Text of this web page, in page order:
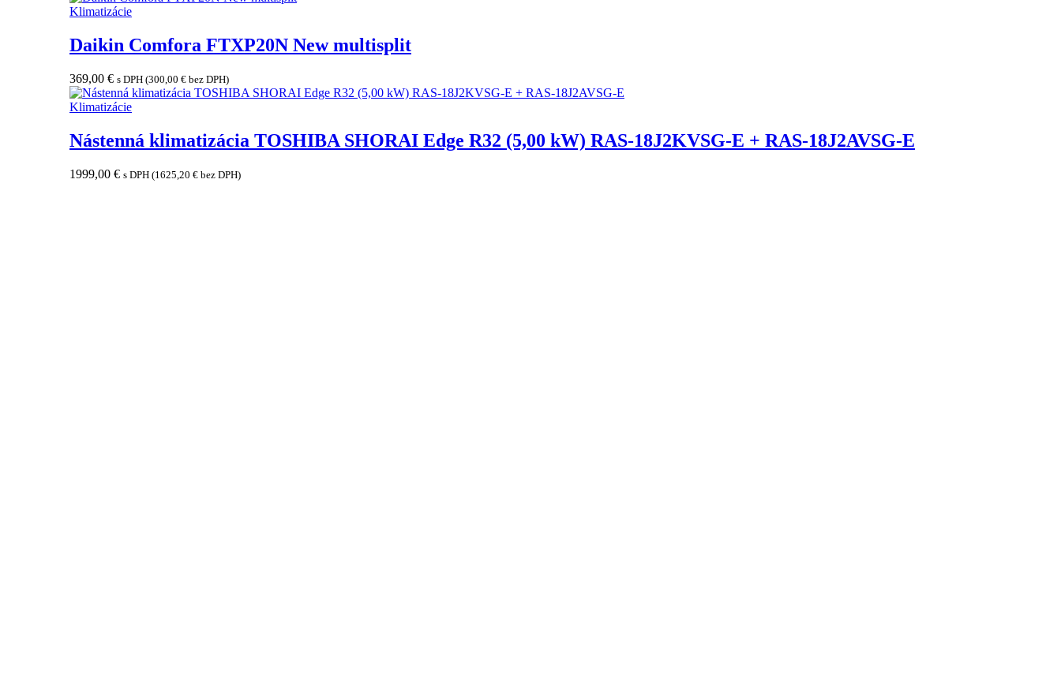
Klimatizácie
Daikin Comfora FTXP20N New multisplit
369,00 € s DPH (300,00 € bez DPH)
Klimatizácie
Nástenná klimatizácia TOSHIBA SHORAI Edge R32 (5,00 kW) RAS-18J2KVSG-E + RAS-18J2AVSG-E
1999,00 € s DPH (1625,20 € bez DPH)